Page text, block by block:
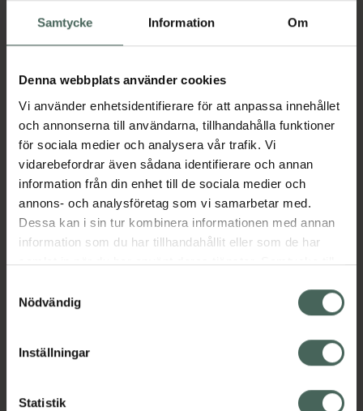
Samtycke Information Om
Denna webbplats använder cookies
Vi använder enhetsidentifierare för att anpassa innehållet
och annonserna till användarna, tillhandahålla funktioner
för sociala medier och analysera vår trafik. Vi
vidarebefordrar även sådana identifierare och annan
information från din enhet till de sociala medier och
annons- och analysföretag som vi samarbetar med.
Dessa kan i sin tur kombinera informationen med annan
information som du har tillhandahållit eller som de har
samlat in när du har använt deras tjänster. Samtycke till
återkalla ditt samtycke via webbplatsens
cookieinställningar. Ett återkallat samtycke påverkar inte
lagligheten av behandling som skett innan återkallelsen.
Nödvändig
Inställningar
Statistik
Aktuella erbjudanden
Beskrivning
O2 Minilack släpper igenom 30 % mer syre till
nageln än ett vanligt nagellack. Detta har en
positiv inverkan på den naturliga nagelns
kvalitet.
Jämförpris 7000 kr/l
EAN:00000073207214
Kategorier:
Innehåll Visa
Instruktioner Visa